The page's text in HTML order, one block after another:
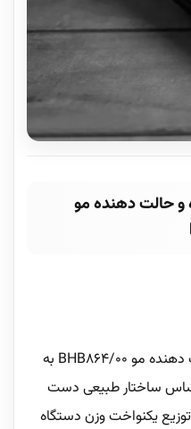
حالت دهنده مو
دسته ارگونومیک فر کننده و حالت دهنده مو BHB864/00 به
ساختار طبیعی دست
یکنواخت وزن دستگاه